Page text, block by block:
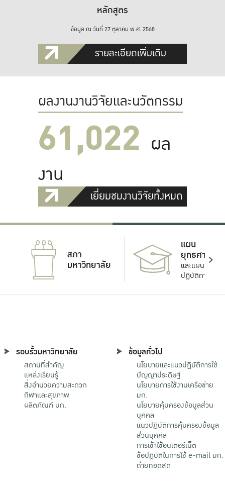
หลักสูตร
ข้อมูล ณ วันที่ 27 ตุลาคม พ.ศ. 2568
รายละเอียดเพิ่มเติม
ผลงานงานวิจัยและนวัตกรรม
61,022 ผล
งาน
เยี่ยมชมงานวิจัยทั้งหมด
สภา
มหาวิทยาลัย
แผน
ยุทธศาสตร์
และแผน
ปฏิบัติการ
รอบรั้วมหาวิทยาลัย
สถานที่สำคัญ
แหล่งเรียนรู้
สิ่งอำนวยความสะดวก
กีฬาและสุขภาพ
ผลิตภัณฑ์ มก.
ข้อมูลทั่วไป
นโยบายและแนวปฏิบัติการใช้
ปัญญาประดิษฐ์
นโยบายการใช้งานเครือข่าย
มก.
นโยบายคุ้มครองข้อมูลส่วน
บุคคล
แนวปฏิบัติการคุ้มครองข้อมูล
ส่วนบุคคล
การเข้าใช้อินเตอร์เน็ต
ข้อปฏิบัติในการใช้ e-mail มก.
ถ่ายทอดสด